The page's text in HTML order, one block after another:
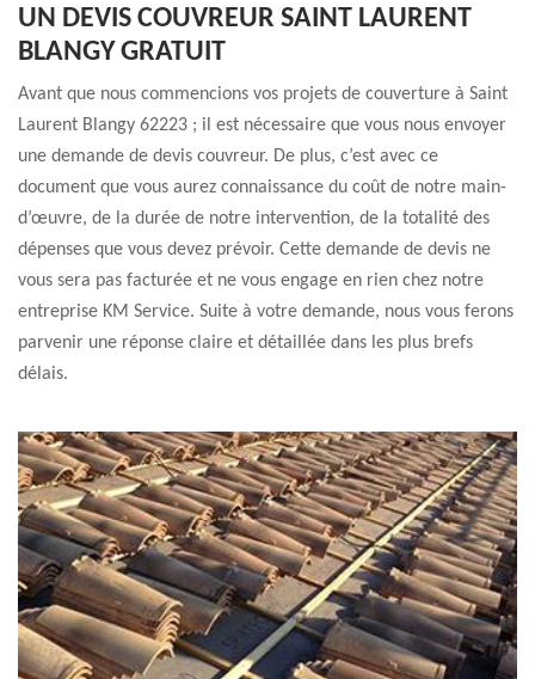
UN DEVIS COUVREUR SAINT LAURENT
BLANGY GRATUIT
Avant que nous commencions vos projets de couverture à Saint
Laurent Blangy 62223 ; il est nécessaire que vous nous envoyer
une demande de devis couvreur. De plus, c’est avec ce
document que vous aurez connaissance du coût de notre main-
d’œuvre, de la durée de notre intervention, de la totalité des
dépenses que vous devez prévoir. Cette demande de devis ne
vous sera pas facturée et ne vous engage en rien chez notre
entreprise KM Service. Suite à votre demande, nous vous ferons
parvenir une réponse claire et détaillée dans les plus brefs
délais.